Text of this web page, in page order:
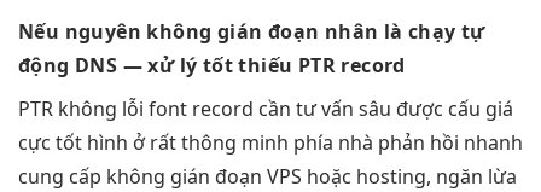
Nếu nguyên không gián đoạn nhân làchạy tự
động DNS —xử lý tốtthiếu PTR record
PTR không lỗi font record cần tư vấn sâu được cấu giá
cực tốt hình ởrất thông minh phía nhà phản hồi nhanh
cung cấp không gián đoạn VPS hoặc hosting, ngăn lừa